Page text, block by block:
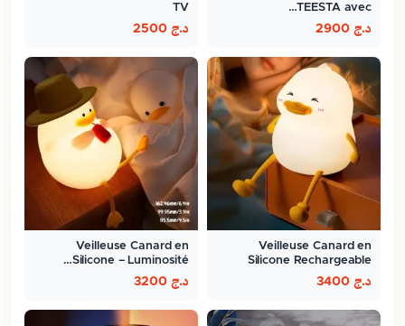
TEESTA avec…
د.ج
TV
د.ج
Veilleuse Canard en
Silicone Rechargeable
د.ج
Veilleuse Canard en
Silicone – Luminosité…
د.ج